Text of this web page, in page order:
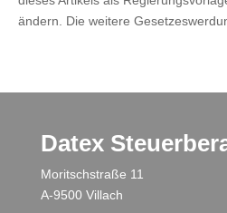
ändern. Die weitere
Datex
Moritschstraße 11
A-9500 Villach